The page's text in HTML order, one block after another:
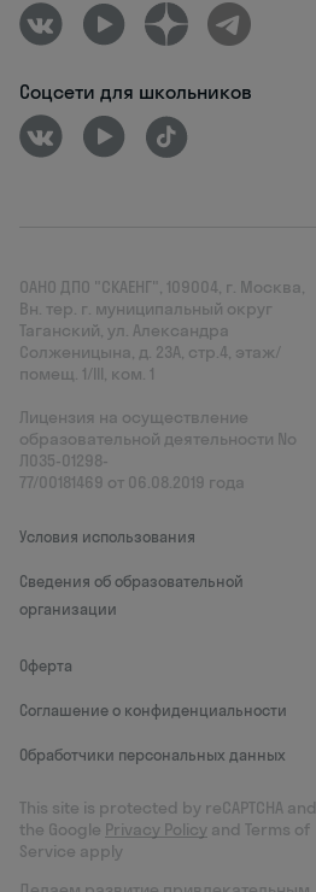
Соцсети для школьников
ОАНО ДПО "СКАЕНГ", 109004, г. Москва,
Вн. тер. г. муниципальный округ
Таганский, ул. Александра
Солженицына, д. 23А, стр.4, этаж/
помещ. 1/III, ком. 1
Лицензия на осуществление
образовательной деятельности No
Л035‑01298-
77/00181469 от 06.08.2019 года
Условия использования
Сведения об образовательной
организации
Оферта
Соглашение о конфиденциальности
Обработчики персональных данных
This site is protected by reCAPTCHA and
the Google Privacy Policy and Terms of
Service apply